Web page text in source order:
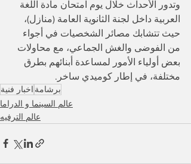
وتدور الأحداث خلال يوم امتحان مادة اللغة
العربية داخل لجنة الثانوية العامة (منازل)،
حيث تتشابك مصائر الشخصيات في أجواء
من الفوضى والغش الجماعي، مع محاولات
بعض أولياء الأمور لمساعدة أبنائهم بطرق
مختلفة، في إطار كوميدي ساخر.
اخبار فنية برشامة
عالم السينما و الدراما
عالم الترفيه